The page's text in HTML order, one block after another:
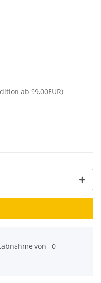
ab 99,00EUR)
von 10